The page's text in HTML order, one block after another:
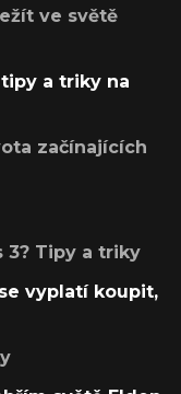
ve světě
a triky na
začínajících
3? Tipy a triky
vyplatí koupit,